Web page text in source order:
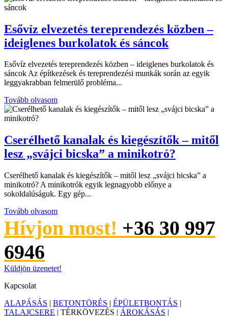
Esővíz elvezetés tereprendezés közben –
ideiglenes burkolatok és sáncok
Esővíz elvezetés tereprendezés közben – ideiglenes burkolatok és
sáncok Az építkezések és tereprendezési munkák során az egyik
leggyakrabban felmerülő probléma...
Tovább olvasom
Cserélhető kanalak és kiegészítők – mitől
lesz „svájci bicska” a minikotró?
Cserélhető kanalak és kiegészítők – mitől lesz „svájci bicska” a
minikotró? A minikotrók egyik legnagyobb előnye a
sokoldalúságuk. Egy gép...
Tovább olvasom
Hívjon most! +36 30 997
6946
Küldjön üzenetet!
Kapcsolat
ALAPÁSÁS | BETONTÖRÉS | ÉPÜLETBONTÁS |
TALAJCSERE | TÉRKÖVEZÉS | ÁROKÁSÁS |